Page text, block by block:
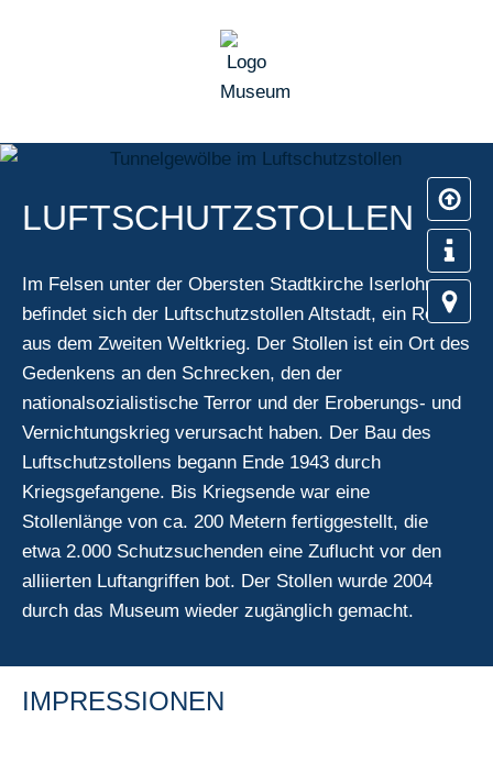
LUFTSCHUTZSTOLLEN
Im Felsen unter der Obersten Stadtkirche Iserlohns
befindet sich der Luftschutzstollen Altstadt, ein Relikt
aus dem Zweiten Weltkrieg. Der Stollen ist ein Ort des
Gedenkens an den Schrecken, den der
nationalsozialistische Terror und der Eroberungs- und
Vernichtungskrieg verursacht haben. Der Bau des
Luftschutzstollens begann Ende 1943 durch
Kriegsgefangene. Bis Kriegsende war eine
Stollenlänge von ca. 200 Metern fertiggestellt, die
etwa 2.000 Schutzsuchenden eine Zuflucht vor den
alliierten Luftangriffen bot. Der Stollen wurde 2004
durch das Museum wieder zugänglich gemacht.
IMPRESSIONEN